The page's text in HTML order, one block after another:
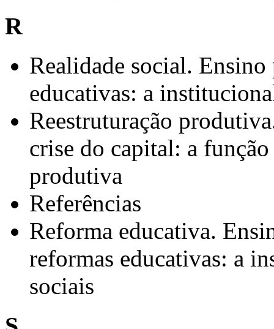
R
Realidade social.
educativas: a
Reestruturação
crise do capital: a
produtiva
Referências
Reforma educativa.
reformas educativas: a
sociais